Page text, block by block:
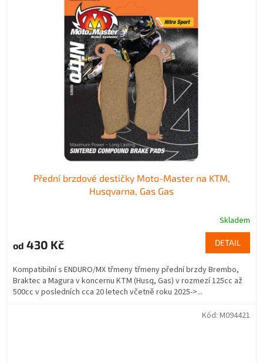
Přední brzdové destičky Moto-Master na KTM,
Husqvarna, Gas Gas
Skladem
od 430 Kč DETAIL
Kompatibilní s ENDURO/MX třmeny třmeny přední brzdy Brembo,
Braktec a Magura v koncernu KTM (Husq, Gas) v rozmezí 125cc až
500cc v posledních cca 20 letech včetně roku 2025->...
Kód: M094421